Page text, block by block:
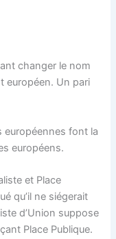
changer le nom
européen. Un pari
européennes font la
européens.
et Place
qu’il ne siégerait
d’Union suppose
Place Publique.